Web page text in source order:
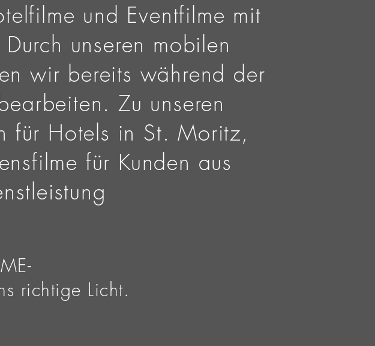
und Eventfilme mit
unseren mobilen
wir bereits während der
Zu unseren
für Hotels in St. Moritz,
für Kunden aus
richtige Licht.